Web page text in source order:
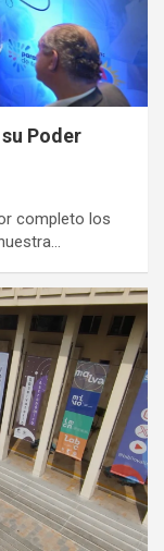
Poder
completo los